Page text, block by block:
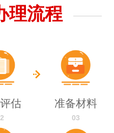
理流程
估 准备材料
03